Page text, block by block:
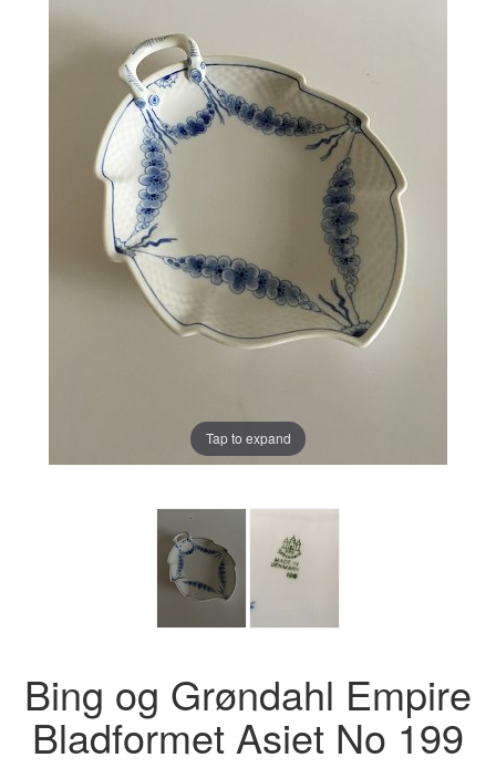
Tap to expand
Bing og Grøndahl Empire
Bladformet Asiet No 199